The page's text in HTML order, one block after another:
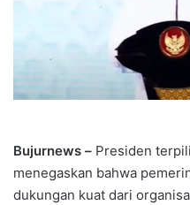
Bujurnews – Presiden
menegaskan bahwa
dukungan kuat dari